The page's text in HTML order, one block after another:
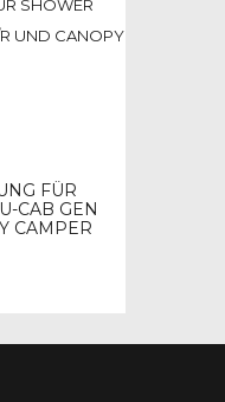
FÜR
CAB GEN
CAMPER